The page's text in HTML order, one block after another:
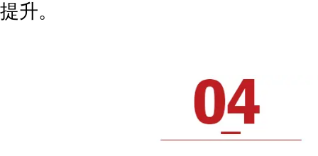
提升。